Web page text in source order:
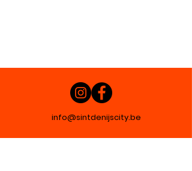
info@sintdenijscity.be